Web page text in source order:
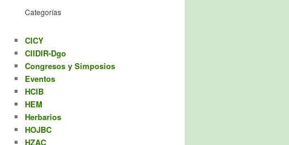
Categorías
CICY
CIIDIR-Dgo
Congresos y Simposios
Eventos
HCIB
HEM
Herbarios
HOJBC
HZAC